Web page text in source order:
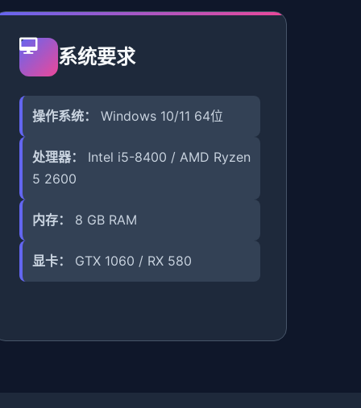
系统要求
操作系统： Windows 10/11 64位
处理器：
Intel i5-8400 / AMD Ryzen
5 2600
内存： 8 GB RAM
显卡： GTX 1060 / RX 580